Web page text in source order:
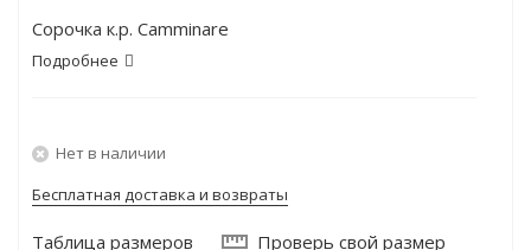
Сорочка к.р. Camminare
Подробнее
Нет в наличии
Бесплатная доставка и возвраты
Таблица размеров Проверь свой размер